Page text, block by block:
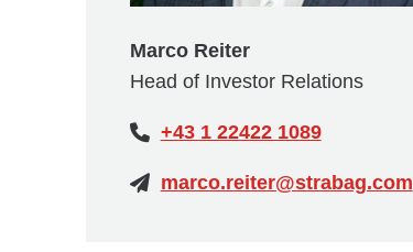
Marco Reiter
Head of Investor Relations
+43 1 22422 1089
marco.reiter@strabag.com